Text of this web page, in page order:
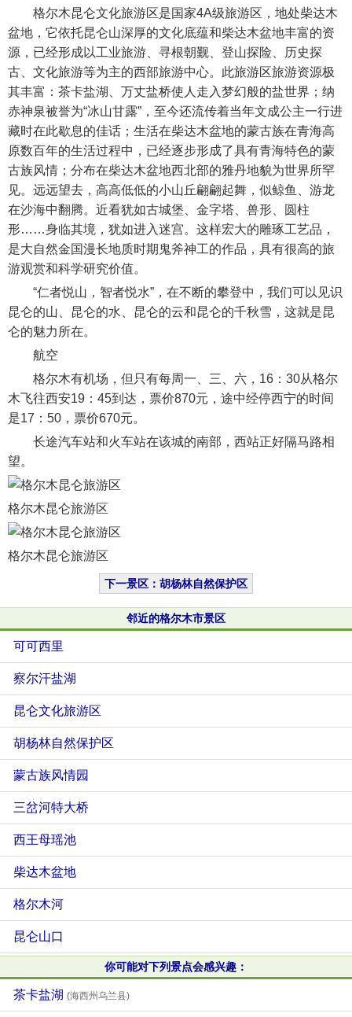
格尔木昆仑文化旅游区是国家4A级旅游区，地处柴达木
盆地，它依托昆仑山深厚的文化底蕴和柴达木盆地丰富的资
源，已经形成以工业旅游、寻根朝觐、登山探险、历史探
古、文化旅游等为主的西部旅游中心。此旅游区旅游资源极
其丰富：茶卡盐湖、万丈盐桥使人走入梦幻般的盐世界；纳
赤神泉被誉为“冰山甘露”，至今还流传着当年文成公主一行进
藏时在此歇息的佳话；生活在柴达木盆地的蒙古族在青海高
原数百年的生活过程中，已经逐步形成了具有青海特色的蒙
古族风情；分布在柴达木盆地西北部的雅丹地貌为世界所罕
见。远远望去，高高低低的小山丘翩翩起舞，似鲸鱼、游龙
在沙海中翻腾。近看犹如古城堡、金字塔、兽形、圆柱
形……身临其境，犹如进入迷宫。这样宏大的雕琢工艺品，
是大自然金国漫长地质时期鬼斧神工的作品，具有很高的旅
游观赏和科学研究价值。
“仁者悦山，智者悦水”，在不断的攀登中，我们可以见识
昆仑的山、昆仑的水、昆仑的云和昆仑的千秋雪，这就是昆
仑的魅力所在。
航空
格尔木有机场，但只有每周一、三、六，16：30从格尔
木飞往西安19：45到达，票价870元，途中经停西宁的时间
是17：50，票价670元。
长途汽车站和火车站在该城的南部，西站正好隔马路相
望。
格尔木昆仑旅游区
格尔木昆仑旅游区
下一景区：胡杨林自然保护区
邻近的格尔木市景区
可可西里
察尔汗盐湖
昆仑文化旅游区
胡杨林自然保护区
蒙古族风情园
三岔河特大桥
西王母瑶池
柴达木盆地
格尔木河
昆仑山口
你可能对下列景点会感兴趣：
茶卡盐湖 (海西州乌兰县)